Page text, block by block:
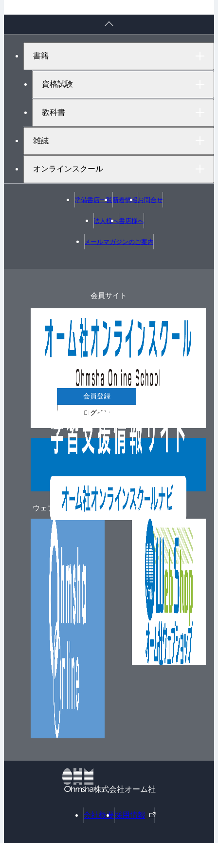
書籍
資格試験
教科書
雑誌
オンラインスクール
常備書店一覧新着情報お問合せ
法人様へ書店様へ
メールマガジンのご案内
ウェブマガジン
会員サイト
会員登録
ログイン
ウェブショップ
株式会社オーム社
会社概要採用情報
外
部